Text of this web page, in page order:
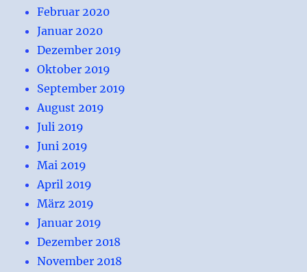
Februar 2020
Januar 2020
Dezember 2019
Oktober 2019
September 2019
August 2019
Juli 2019
Juni 2019
Mai 2019
April 2019
März 2019
Januar 2019
Dezember 2018
November 2018